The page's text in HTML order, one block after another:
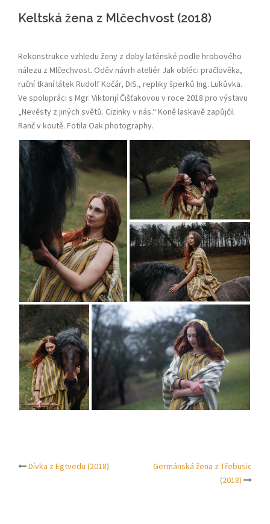
Keltská žena z Mlčechvost (2018)
Rekonstrukce vzhledu ženy z doby laténské podle hrobového
nálezu z Mlčechvost. Oděv návrh ateliér Jak obléci pračlověka,
ruční tkaní látek Rudolf Kočár, DiS., repliky šperků Ing. Lukůvka.
Ve spolupráci s Mgr. Viktorijí Čišťakovou v roce 2018 pro výstavu
„Nevěsty z jiných světů. Cizinky v nás.“ Koně laskavě zapůjčil
Ranč v koutě. Fotila Oak photography.
Post
Dívka z Egtvedu (2018)
Germánská žena z Třebusic
(2018)